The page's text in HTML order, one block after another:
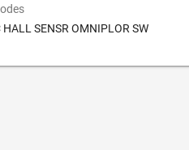
HALL SENSR OMNIPLOR SW